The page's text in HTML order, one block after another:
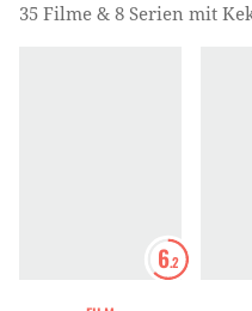
35 Filme & 8 Serien mit
6.2